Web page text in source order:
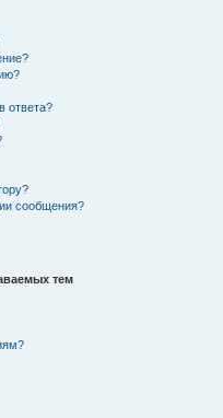
ответа?
сообщения?
тем